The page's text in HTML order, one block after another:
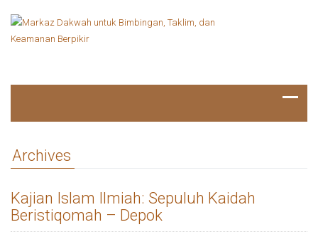
Archives
Kajian Islam Ilmiah: Sepuluh Kaidah
Beristiqomah – Depok